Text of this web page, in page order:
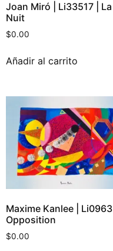
Joan Miró | Li33517 | La
Nuit
$0.00
Añadir al carrito
Maxime Kanlee | Li0963 |
Opposition
$0.00